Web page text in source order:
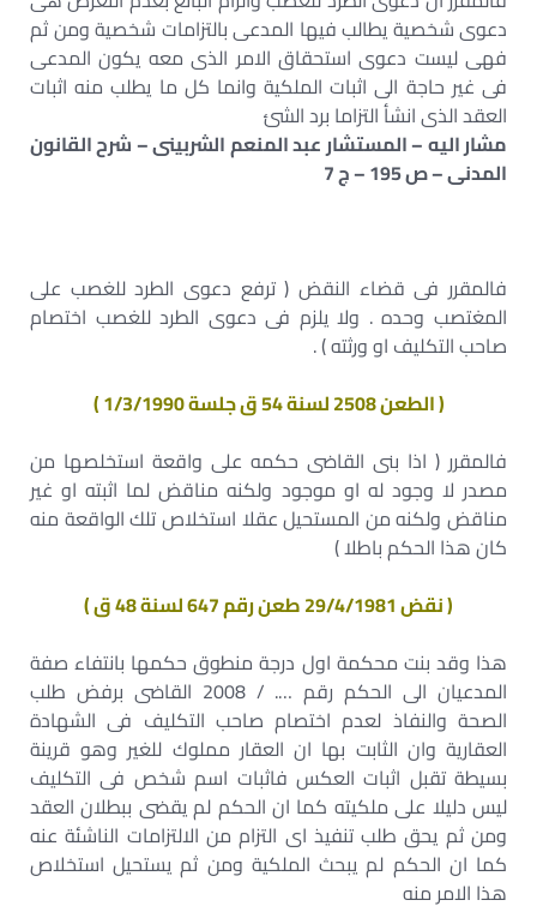
دعوى شخصية يطالب فيها المدعى بالتزامات شخصية ومن ثم
فهى ليست دعوى استحقاق الامر الذى معه يكون المدعى
فى غير حاجة الى اثبات الملكية وانما كل ما يطلب منه اثبات
العقد الذى انشأ التزاما برد الشئ
مشار اليه – المستشار عبد المنعم الشربينى – شرح القانون
المدنى – ص 195 – ج 7
فالمقرر فى قضاء النقض ( ترفع دعوى الطرد للغصب على
المغتصب وحده . ولا يلزم فى دعوى الطرد للغصب اختصام
صاحب التكليف او ورثته ) .
( الطعن 2508 لسنة 54 ق جلسة 1/3/1990 )
فالمقرر ( اذا بنى القاضى حكمه على واقعة استخلصها من
مصدر لا وجود له او موجود ولكنه مناقض لما اثبته او غير
مناقض ولكنه من المستحيل عقلا استخلاص تلك الواقعة منه
كان هذا الحكم باطلا )
( نقض 29/4/1981 طعن رقم 647 لسنة 48 ق )
هذا وقد بنت محكمة اول درجة منطوق حكمها بانتفاء صفة
المدعيان الى الحكم رقم …. / 2008 القاضى برفض طلب
الصحة والنفاذ لعدم اختصام صاحب التكليف فى الشهادة
العقارية وان الثابت بها ان العقار مملوك للغير وهو قرينة
بسيطة تقبل اثبات العكس فاثبات اسم شخص فى التكليف
ليس دليلا على ملكيته كما ان الحكم لم يقضى ببطلان العقد
ومن ثم يحق طلب تنفيذ اى التزام من الالتزامات الناشئة عنه
كما ان الحكم لم يبحث الملكية ومن ثم يستحيل استخلاص
هذا الامر منه